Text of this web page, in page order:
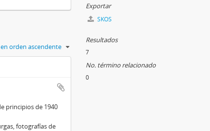
orden ascendente
principios de 1940
fotografías de
Exportar
SKOS
Resultados
7
No. término relacionado
0